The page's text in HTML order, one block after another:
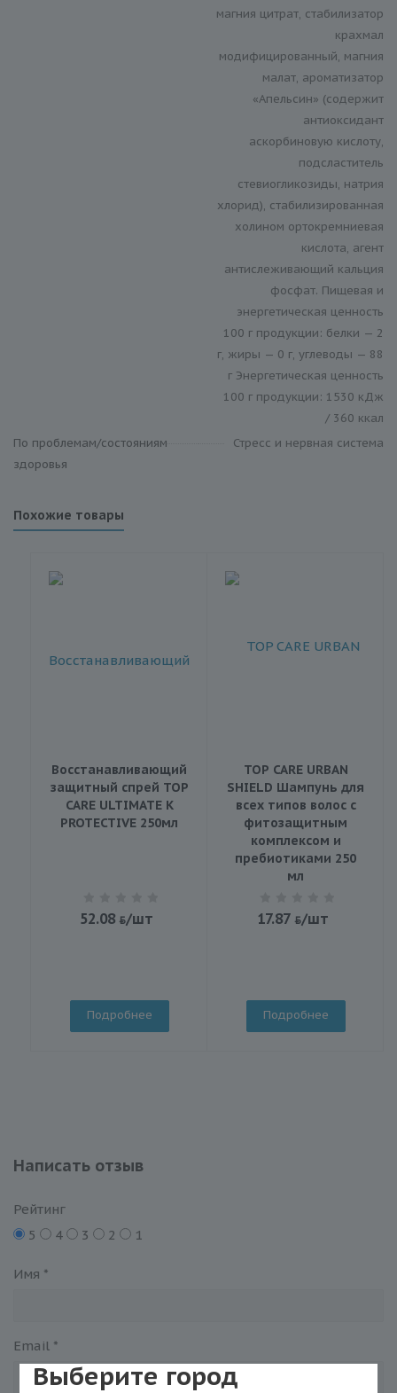
Выберите город
магния цитрат, стабилизатор
крахмал
модифицированный, магния
малат, ароматизатор
«Апельсин» (содержит
антиоксидант
аскорбиновую кислоту,
подсластитель
стевиогликозиды, натрия
хлорид), стабилизированная
холином ортокремниевая
кислота, агент
антислеживающий кальция
фосфат. Пищевая и
энергетическая ценность
100 г продукции: белки — 2
г, жиры — 0 г, углеводы — 88
г Энергетическая ценность
100 г продукции: 1530 кДж
/ 360 ккал
По проблемам/состояниям
здоровья
Стресс и нервная система
Похожие товары
Восстанавливающий
защитный спрей TOP
CARE ULTIMATE K
PROTECTIVE 250мл
52.08 /шт
Подробнее
TOP CARE URBAN
SHIELD Шампунь для
всех типов волос с
фитозащитным
комплексом и
пребиотиками 250
мл
17.87 /шт
Подробнее
Написать отзыв
Рейтинг
5
4 3 2 1
Имя *
Email *